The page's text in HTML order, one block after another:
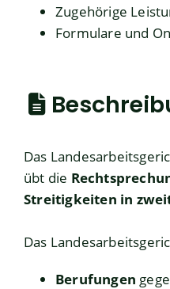
Zugehörige
Formulare und
Das
übt die
Streitigkeiten in
Das
Berufungen